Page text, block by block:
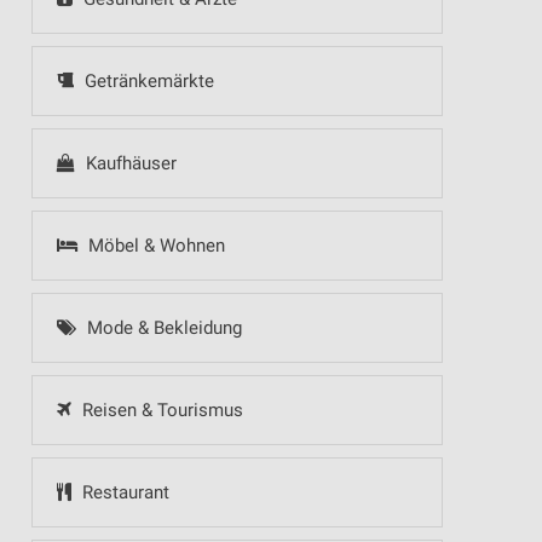
Getränkemärkte
Kaufhäuser
Möbel & Wohnen
Mode & Bekleidung
Reisen & Tourismus
Restaurant